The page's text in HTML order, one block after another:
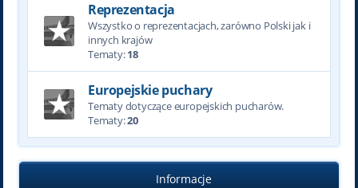
Reprezentacja
Wszystko o reprezentacjach, zarówno Polski jak i
innych krajów
Tematy:18
Europejskie puchary
Tematy dotyczące europejskich pucharów.
Tematy:20
Informacje